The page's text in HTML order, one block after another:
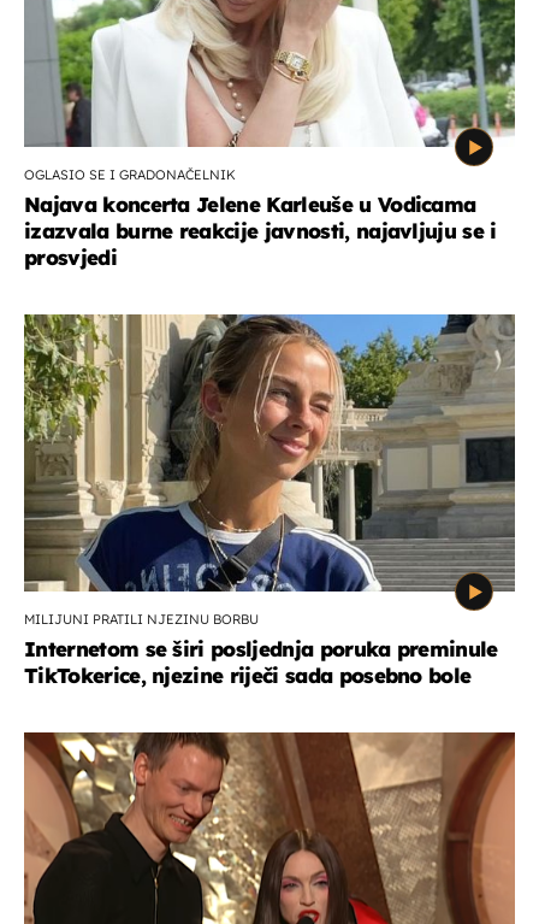
OGLASIO SE I GRADONAČELNIK
Najava koncerta Jelene Karleuše u Vodicama
izazvala burne reakcije javnosti, najavljuju se i
prosvjedi
MILIJUNI PRATILI NJEZINU BORBU
Internetom se širi posljednja poruka preminule
TikTokerice, njezine riječi sada posebno bole